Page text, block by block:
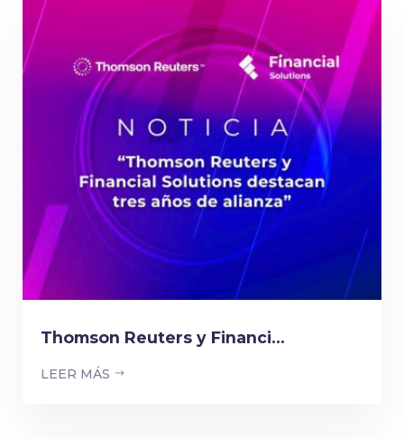
Thomson Reuters y Financi...
LEER MÁS